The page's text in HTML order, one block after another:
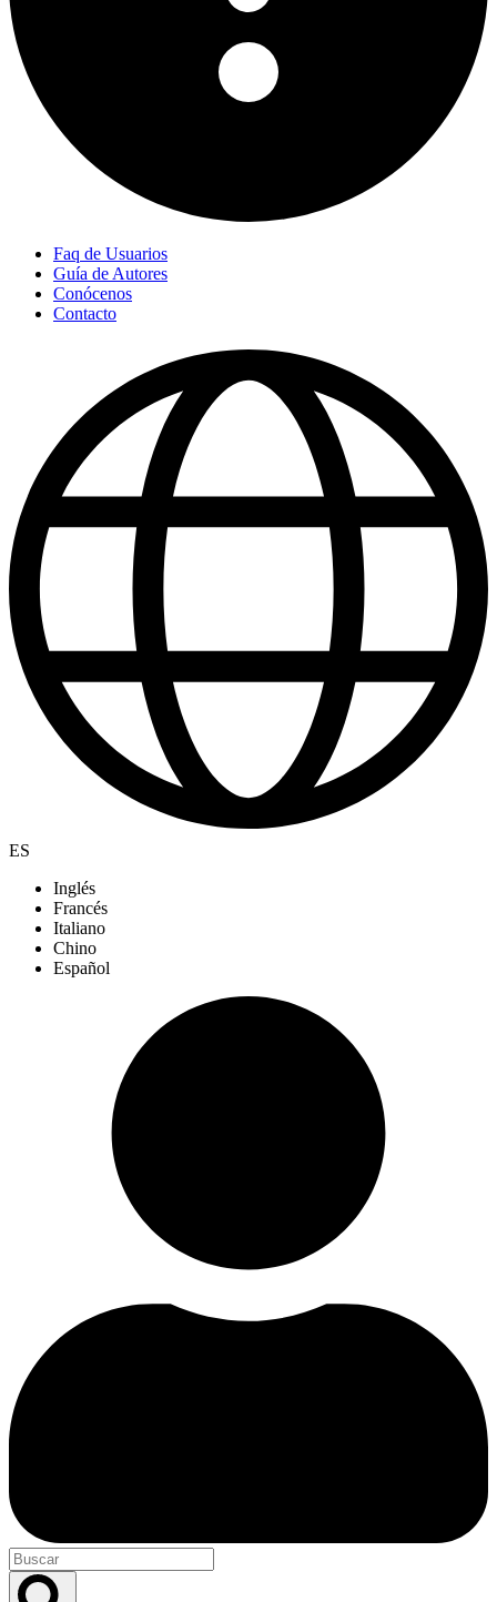
Faq de Usuarios
Guía de Autores
Conócenos
Contacto
ES
Inglés
Francés
Italiano
Chino
Español